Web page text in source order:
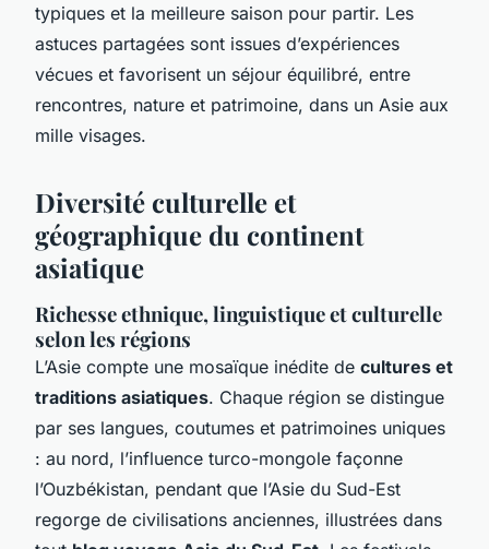
typiques et la meilleure saison pour partir. Les
astuces partagées sont issues d’expériences
vécues et favorisent un séjour équilibré, entre
rencontres, nature et patrimoine, dans un Asie aux
mille visages.
Diversité culturelle et
géographique du continent
asiatique
Richesse ethnique, linguistique et culturelle
selon les régions
L’Asie compte une mosaïque inédite de cultures et
traditions asiatiques. Chaque région se distingue
par ses langues, coutumes et patrimoines uniques
: au nord, l’influence turco-mongole façonne
l’Ouzbékistan, pendant que l’Asie du Sud-Est
regorge de civilisations anciennes, illustrées dans